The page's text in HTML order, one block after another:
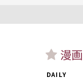
漫画
DAILY